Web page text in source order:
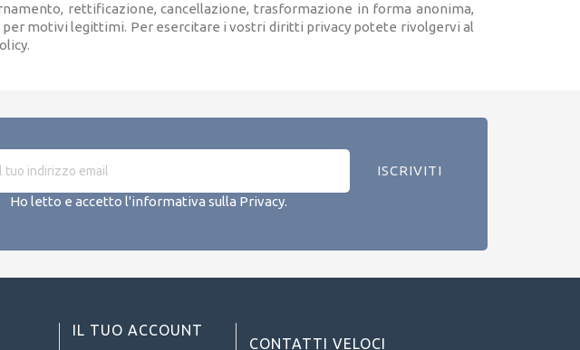
rettificazione, cancellazione, trasformazione in forma anonima,
motivi legittimi. Per esercitare i vostri diritti privacy potete rivolgervi al
Ho letto e accetto l'informativa sulla Privacy.
IL TUO ACCOUNT
CONTATTI VELOCI